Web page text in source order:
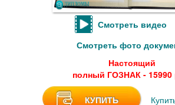
Смотреть видео
Смотреть фото
Настоящий
полный ГОЗНАК - 15990
КУПИТЬ